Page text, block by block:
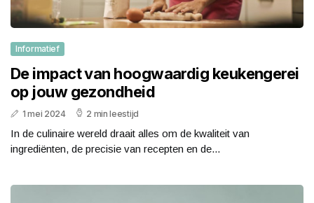
Informatief
De impact van hoogwaardig keukengerei
op jouw gezondheid
1 mei 2024 2 min leestijd
In de culinaire wereld draait alles om de kwaliteit van
ingrediënten, de precisie van recepten en de...